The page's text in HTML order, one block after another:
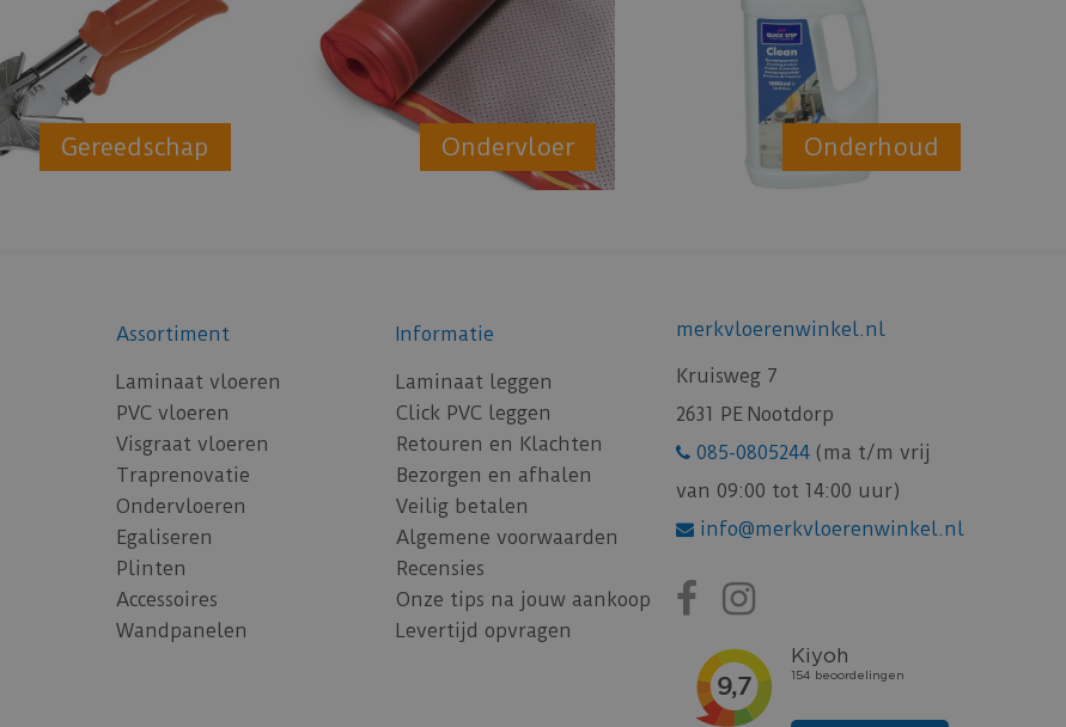
Gereedschap Ondervloer Onderhoud
Assortiment
Laminaat vloeren
PVC vloeren
Visgraat vloeren
Traprenovatie
Ondervloeren
Egaliseren
Plinten
Accessoires
Wandpanelen
Informatie
Laminaat leggen
Click PVC leggen
Retouren en Klachten
Bezorgen en afhalen
Veilig betalen
Algemene voorwaarden
Recensies
Onze tips na jouw aankoop
Levertijd opvragen
merkvloerenwinkel.nl
Kruisweg 7
2631 PE Nootdorp
085-0805244 (ma t/m vrij
van 09:00 tot 14:00 uur)
info@merkvloerenwinkel.nl